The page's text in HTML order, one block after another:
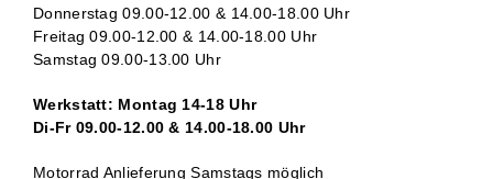
Donnerstag 09.00-12.00 & 14.00-18.00 Uhr
Freitag 09.00-12.00 & 14.00-18.00 Uhr
Samstag 09.00-13.00 Uhr
Werkstatt: Montag 14-18 Uhr
Di-Fr 09.00-12.00 & 14.00-18.00 Uhr
Motorrad Anlieferung Samstags möglich